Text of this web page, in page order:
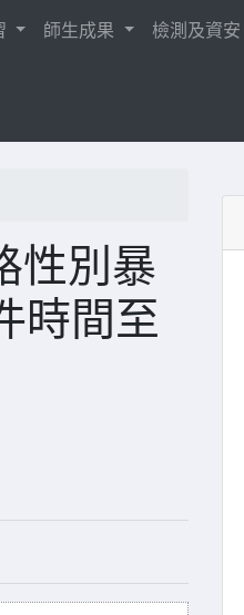
師生成果 檢測及資安
性別暴
時間至